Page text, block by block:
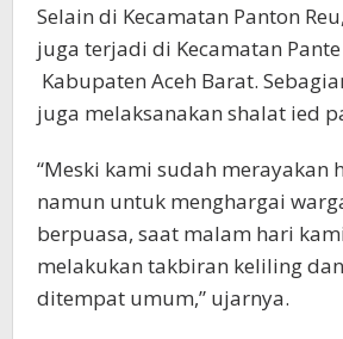
Selain di Kecamatan Panton
juga terjadi di Kecamatan
Kabupaten Aceh Barat.
juga melaksanakan shalat ied
“Meski kami sudah merayakan
namun untuk menghargai
berpuasa, saat malam hari
melakukan takbiran keliling
ditempat umum,” ujarnya.